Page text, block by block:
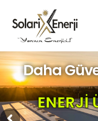
ENERJİ
Daha